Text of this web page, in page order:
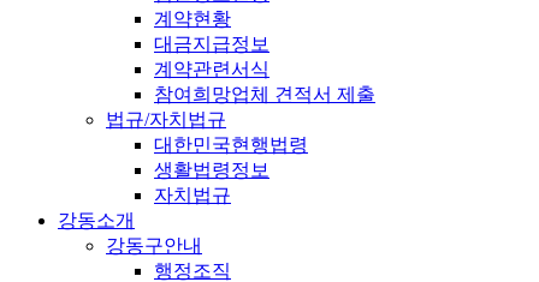
계약현황
대금지급정보
계약관련서식
참여희망업체 견적서 제출
법규/자치법규
대한민국현행법령
생활법령정보
자치법규
강동소개
강동구안내
행정조직